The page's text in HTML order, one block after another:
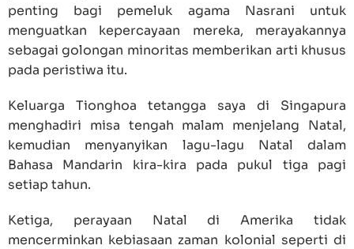
penting bagi pemeluk agama Nasrani untuk
menguatkan kepercayaan mereka, merayakannya
sebagai golongan minoritas memberikan arti khusus
pada peristiwa itu.
Keluarga Tionghoa tetangga saya di Singapura
menghadiri misa tengah malam menjelang Natal,
kemudian menyanyikan lagu-lagu Natal dalam
Bahasa Mandarin kira-kira pada pukul tiga pagi
setiap tahun.
Ketiga, perayaan Natal di Amerika tidak
mencerminkan kebiasaan zaman kolonial seperti di